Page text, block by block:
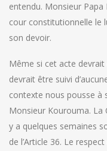
entendu. Monsieur Papa
cour constitutionnelle le
son devoir.
Même si cet acte
devrait être suivi
contexte nous pousse à
Monsieur Kourouma. La
y a quelques semaines
de l’Article 36. Le